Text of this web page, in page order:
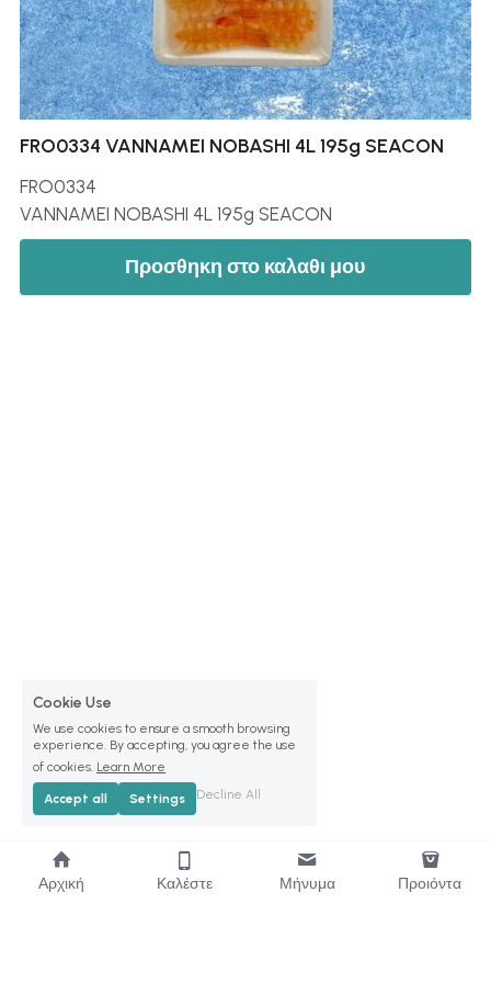
FRO0334 VANNAMEI NOBASHI 4L 195g SEACON
FRO0334
VANNAMEI NOBASHI 4L 195g SEACON
Προσθηκη στο καλαθι μου
Αρχική Καλέστε Μήνυμα Προιόντα
Cookie Use
We use cookies to ensure a smooth browsing
experience. By accepting, you agree the use
of cookies. Learn More
Accept all Settings Decline All